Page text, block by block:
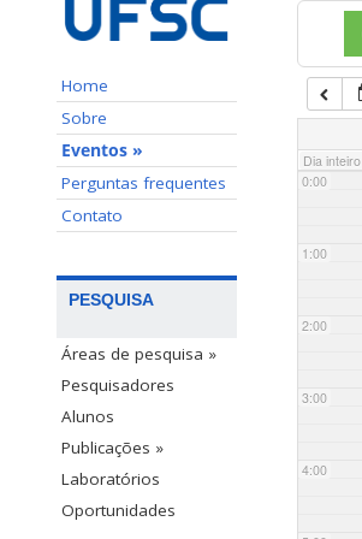
Home
Sobre
Eventos »
Perguntas frequentes
Contato
PESQUISA
Áreas de pesquisa »
Pesquisadores
Alunos
Publicações »
Laboratórios
Oportunidades
Dia inteiro
0:00
1:00
2:00
3:00
4:00